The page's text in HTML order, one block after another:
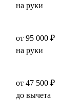
на руки
от 95 000 ₽
на руки
от 47 500 ₽
до вычета